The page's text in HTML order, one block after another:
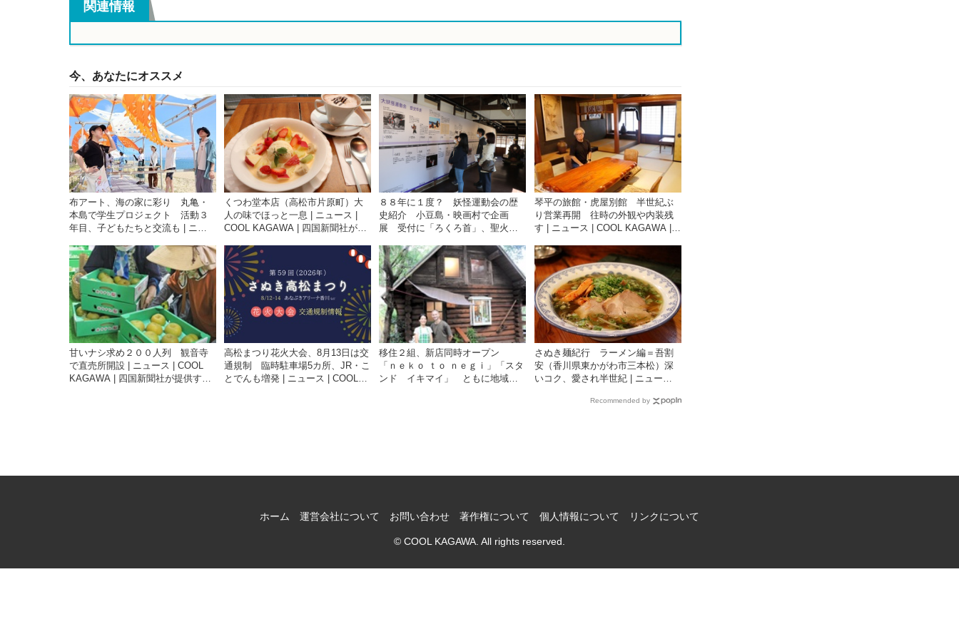
関連情報
今、あなたにオススメ
布アート、海の家に彩り 丸亀・
本島で学生プロジェクト 活動３
年目、子どもたちと交流も | ニュ
社が提供する香川の観光情報サイ
ト
くつわ堂本店（高松市片原町）大
人の味でほっと一息 | ニュース |
COOL KAGAWA | 四国新聞社が提
８８年に１度？ 妖怪運動会の歴
史紹介 小豆島・映画村で企画
展 受付に「ろくろ首」、聖火な
KAGAWA | 四国新聞社が提供する
香川の観光情報サイト
琴平の旅館・虎屋別館 半世紀ぶ
り営業再開 往時の外観や内装残
す | ニュース | COOL KAGAWA |
情報サイト
甘いナシ求め２００人列 観音寺
で直売所開設 | ニュース | COOL
KAGAWA | 四国新聞社が提供する
高松まつり花火大会、8月13日は交
通規制 臨時駐車場5カ所、JR・こ
とでんも増発 | ニュース | COOL
移住２組、新店同時オープン
「ｎｅｋｏ ｔｏ ｎｅｇｉ」「スタ
ンド イキマイ」 ともに地域盛
さぬき麺紀行 ラーメン編＝吾割
安（香川県東かがわ市三本松）深
いコク、愛され半世紀 | ニュース |
供する香川の観光情報サイト
Recommended by
ホーム 運営会社について お問い合わせ 著作権について 個人情報について リンクについて
© COOL KAGAWA. All rights reserved.